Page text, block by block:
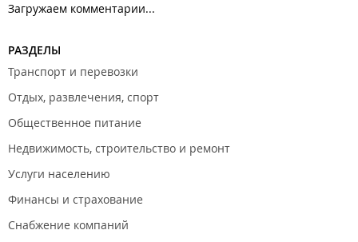
Загружаем комментарии...
РАЗДЕЛЫ
Транспорт и перевозки
Отдых, развлечения, спорт
Общественное питание
Недвижимость, строительство и ремонт
Услуги населению
Финансы и страхование
Снабжение компаний